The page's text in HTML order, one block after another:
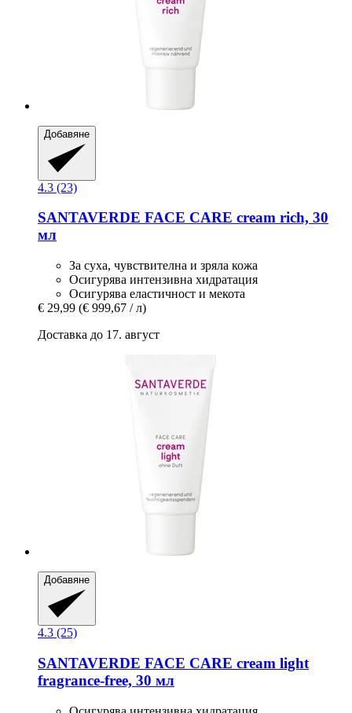
Добавяне
4.3 (23)
SANTAVERDE FACE CARE cream rich, 30
мл
За суха, чувствителна и зряла кожа
Осигурява интензивна хидратация
Осигурява еластичност и мекота
€ 29,99 (€ 999,67 / л)
Доставка до 17. август
Добавяне
4.3 (25)
SANTAVERDE FACE CARE cream light
fragrance-​free, 30 мл